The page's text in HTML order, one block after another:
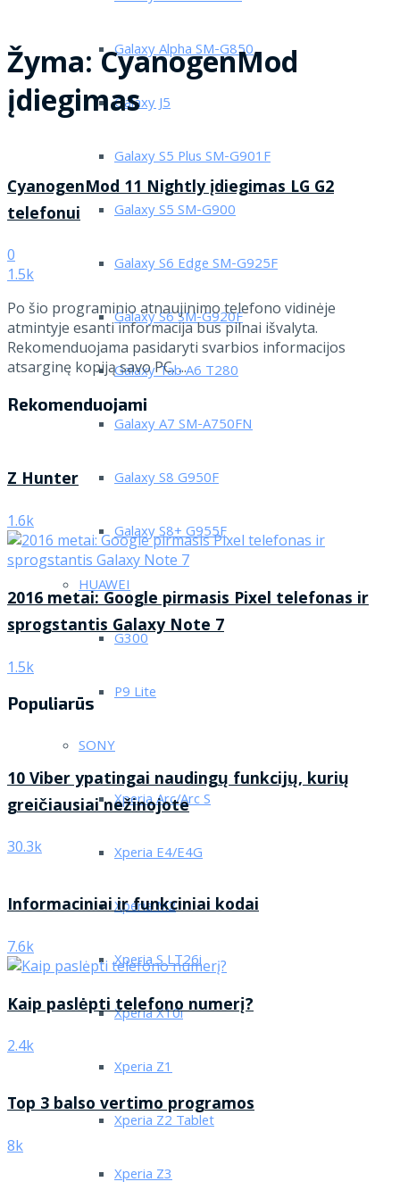
Galaxy Alpha SM-G850
Galaxy J5
Galaxy S5 Plus SM-G901F
Galaxy S5 SM-G900
Galaxy S6 Edge SM-G925F
Galaxy S6 SM-G920F
Galaxy Tab A6 T280
Galaxy A7 SM-A750FN
Galaxy S8 G950F
Galaxy S8+ G955F
HUAWEI
G300
P9 Lite
SONY
Xperia Arc/Arc S
Xperia E4/E4G
Xperia M2
Xperia S LT26i
Xperia X10i
Xperia Z1
Xperia Z2 Tablet
Xperia Z3
Žyma:CyanogenMod
įdiegimas
CyanogenMod 11 Nightly įdiegimas LG G2
telefonui
0
1.5k
Po šio programinio atnaujinimo telefono vidinėje
atmintyje esanti informacija bus pilnai išvalyta.
Rekomenduojama pasidaryti svarbios informacijos
atsarginę kopiją savo PC. ...
Rekomenduojami
Z Hunter
1.6k
2016 metai: Google pirmasis Pixel telefonas ir
sprogstantis Galaxy Note 7
1.5k
Populiarūs
10 Viber ypatingai naudingų funkcijų, kurių
greičiausiai nežinojote
30.3k
Informaciniai ir funkciniai kodai
7.6k
Kaip paslėpti telefono numerį?
2.4k
Top 3 balso vertimo programos
8k